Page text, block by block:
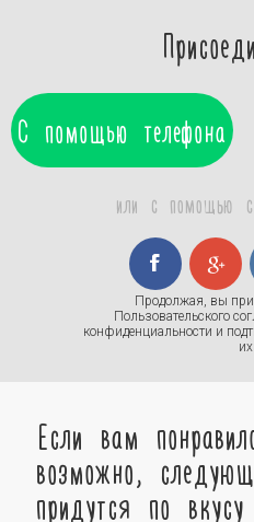
С помощью телефона
или с помощью
Продолжая, вы
Пользовательского
конфиденциальности и
их
Если вам
возможно,
придутся по вкусу